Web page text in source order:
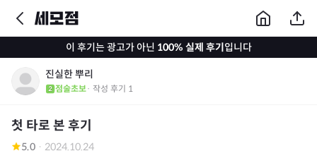
이 후기는 광고가 아닌 100% 실제 후기입니다
진실한 뿌리
점술초보· 작성 후기 1
첫 타로 본 후기
5.0 · 2024.10.24